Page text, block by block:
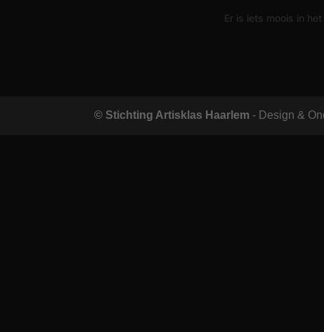
Er is iets moois in
© Stichting Artisklas Haarlem - Design &